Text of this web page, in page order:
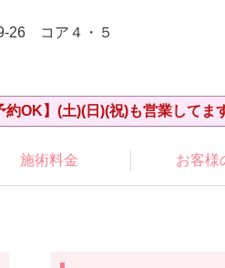
26 コア４・５
約OK】(土)(日)(祝)も営業して
施術料金 お客様